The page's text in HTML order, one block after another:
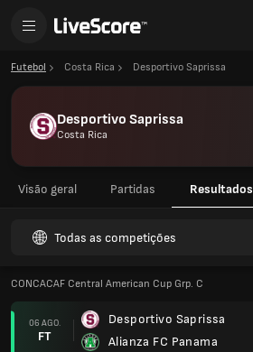
Futebol Costa Rica Desportivo Saprissa
Desportivo Saprissa
Costa Rica
Visão geral Partidas Resultados
Todas as competições
CONCACAF Central American Cup Grp. C
06 AGO.
FT
Desportivo Saprissa
Alianza FC Panama